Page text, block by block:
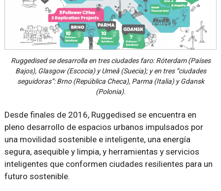
Ruggedised se desarrolla en tres ciudades faro: Róterdam (Países
Bajos), Glasgow (Escocia) y Umeå (Suecia); y en tres “ciudades
seguidoras”: Brno (República Checa), Parma (Italia) y Gdansk
(Polonia).
Desde finales de 2016, Ruggedised se encuentra en
pleno desarrollo de espacios urbanos impulsados por
una movilidad sostenible e inteligente, una energía
segura, asequible y limpia, y herramientas y servicios
inteligentes que conformen ciudades resilientes para un
futuro sostenible.